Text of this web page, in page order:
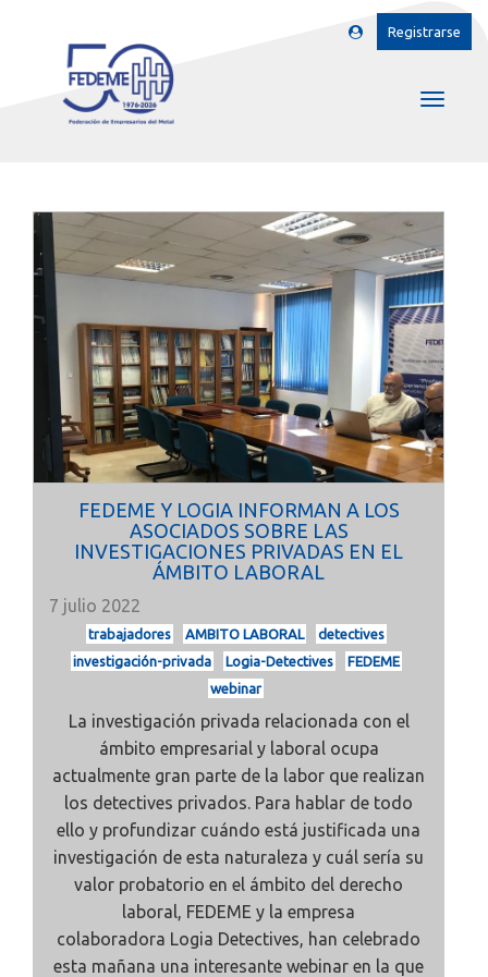
Registrarse
FEDEME Y LOGIA INFORMAN A LOS
ASOCIADOS SOBRE LAS
INVESTIGACIONES PRIVADAS EN EL
ÁMBITO LABORAL
7 julio 2022
trabajadores AMBITO LABORAL
detectives
investigación-privada
Logia-Detectives
FEDEME
webinar
La investigación privada relacionada con el
ámbito empresarial y laboral ocupa
actualmente gran parte de la labor que realizan
los detectives privados. Para hablar de todo
ello y profundizar cuándo está justificada una
investigación de esta naturaleza y cuál sería su
valor probatorio en el ámbito del derecho
laboral, FEDEME y la empresa
colaboradora Logia Detectives, han celebrado
esta mañana una interesante webinar en la que